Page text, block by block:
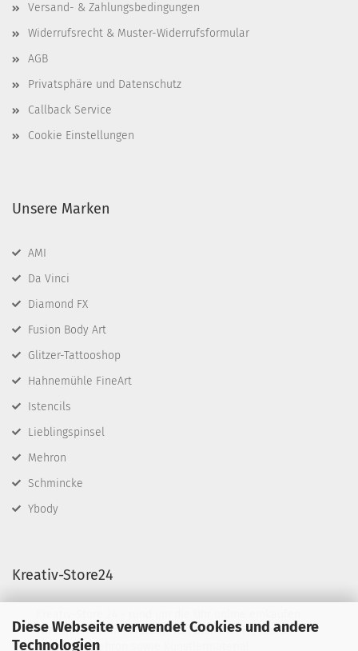
Diese Webseite verwendet Cookies und andere
Technologien
Versand- & Zahlungsbedingungen
Widerrufsrecht & Muster-Widerrufsformular
AGB
Privatsphäre und Datenschutz
Callback Service
Cookie Einstellungen
Unsere Marken
AMI
Da Vinci
Diamond FX
Fusion Body Art
Glitzer-Tattooshop
Hahnemühle FineArt
Istencils
Lieblingspinsel
Mehron
Schmincke
Ybody
Kreativ-Store24
Wir führen Schminkfarben von Diamond FX, Fusion
BodyArt & Mehron sowie Künstlermaterial.